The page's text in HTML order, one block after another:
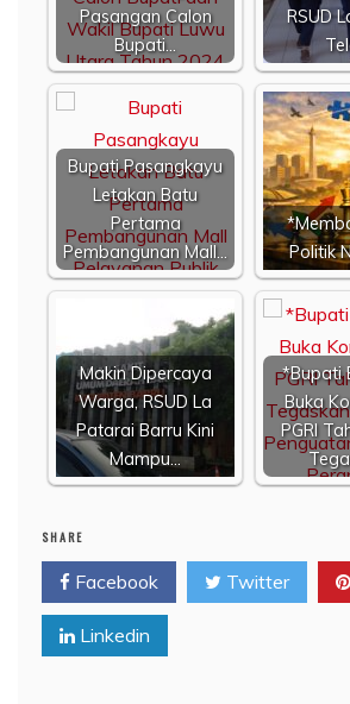
Pasangan Calon
Bupati…
RSUD
Bupati Pasangkayu
Letakan Batu
Pertama
Pembangunan Mall…
Politik
​Makin Dipercaya
Warga, RSUD La
Patarai Barru Kini
Mampu…
*Bupati
Buka
PGRI
SHARE
Facebook Twitter
Linkedin